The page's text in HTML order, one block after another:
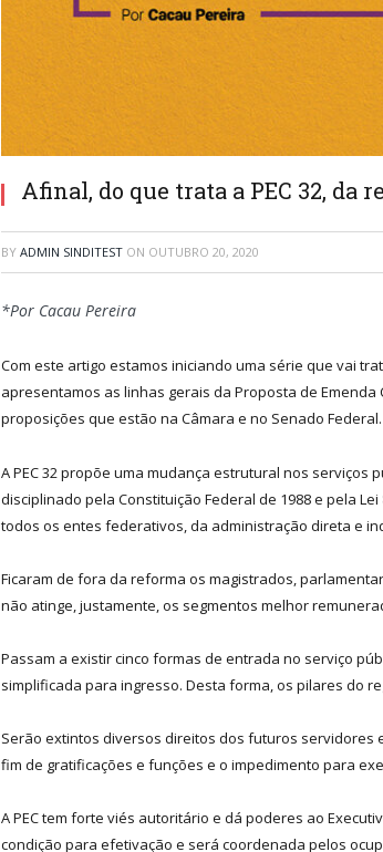
Afinal, do que trata a PEC 32,
BY ADMIN SINDITEST ON OUTUBRO 20, 2020
*Por Cacau Pereira
Com este artigo estamos iniciando uma série que vai
apresentamos as linhas gerais da Proposta de
proposições que estão na Câmara e no Senado Federal.
A PEC 32 propõe uma mudança estrutural nos
disciplinado pela Constituição Federal de 1988 e pela
todos os entes federativos, da administração direta e
Ficaram de fora da reforma os magistrados,
não atinge, justamente, os segmentos melhor
Passam a existir cinco formas de entrada no serviço
simplificada para ingresso. Desta forma, os pilares do
Serão extintos diversos direitos dos futuros servidores
fim de gratificações e funções e o impedimento para
A PEC tem forte viés autoritário e dá poderes ao
condição para efetivação e será coordenada pelos